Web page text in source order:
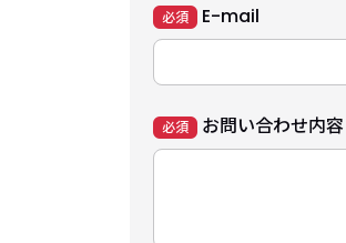
必須 E-mail
必須 お問い合わせ内容